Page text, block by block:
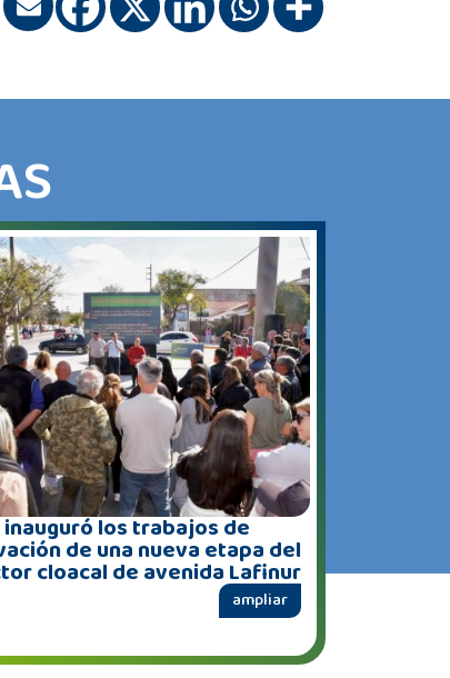
inauguró los trabajos de
de una nueva etapa del
cloacal de avenida Lafinur
ampliar